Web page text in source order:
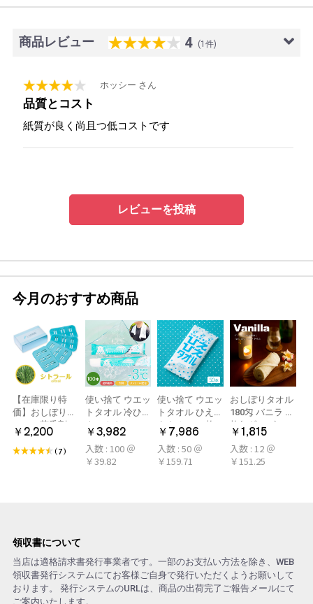
商品レビュー 4 (1件)
ホッシー さん
品質とコスト
紙質が良く尚且つ低コストです
レビューを投稿
今月のおすすめ商品
【在庫限り特
価】おしぼり用
アロマ芳香剤
LARME(ラルム)
シトラール 旧デ
￥2,200
(7)
使い捨て ウエッ
トタオル 冷ひや
ネックタオル
50本×2パック
100本 冷感タオ
ル 首 個包装 日
￥3,982
入数 : 100 ＠
￥39.82
使い捨て ウエッ
トタオル ひえひ
えタオル 50枚
冷感タオル ミン
ト アロマおしぼ
り
￥7,986
入数 : 50 ＠
￥159.71
おしぼりタオル
180匁 バニラ 12
枚(1ダース)
￥1,815
入数 : 12 ＠
￥151.25
領収書について
当店は適格請求書発行事業者です。一部のお支払い方法を除き、WEB
領収書発行システムにてお客様ご自身で発行いただくようお願いして
おります。 発行システムのURLは、商品の出荷完了ご報告メールにて
ご案内いたします。